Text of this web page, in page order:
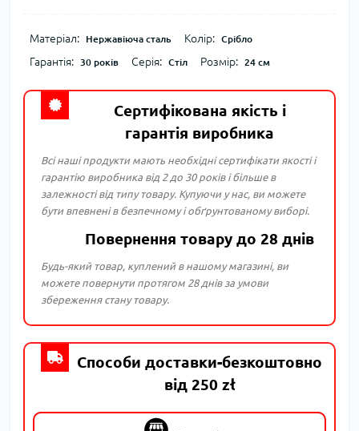
Матеріал: Нержавіюча сталь Колір: Срібло
Гарантія: 30 років Серія: Стіл Розмір: 24 см
Сертифікована якість і
гарантія виробника
Всі наші продукти мають необхідні сертифікати якості і
гарантію виробника від 2 до 30 років і більше в
залежності від типу товару. Купуючи у нас, ви можете
бути впевнені в безпечному і обґрунтованому виборі.
Повернення товару до 28 днів
Будь-який товар, куплений в нашому магазині, ви
можете повернути протягом 28 днів за умови
збереження стану товару.
Способи доставки-безкоштовно
від 250 zł